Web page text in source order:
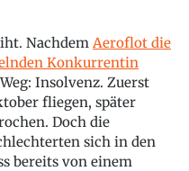
Nachdem Aeroflot die
Konkurrentin
Insolvenz. Zuerst
fliegen, später
Doch die
sich in den
bereits von einem